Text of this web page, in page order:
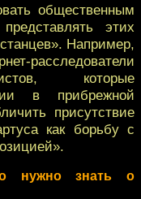
общественным
этих
Например,
расследователи
которые
в прибрежной
присутствие
как борьбу с
нужно знать о